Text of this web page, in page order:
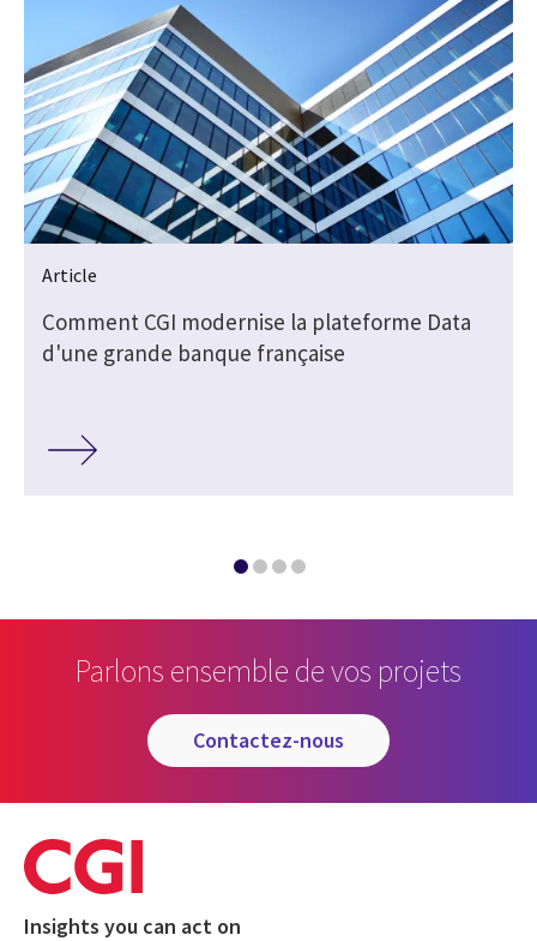
Article
Comment CGI modernise la plateforme Data
d'une grande banque française
Parlons ensemble de vos projets
contactez-nous
Insights you can act on